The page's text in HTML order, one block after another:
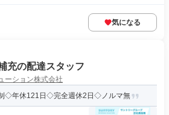
気になる
充の配達スタッフ
ーション株式会社
◇年休121日◇完全週休2日◇ノルマ無